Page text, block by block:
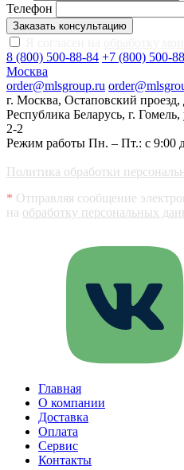
Телефон
Заказать консультацию
8 (800) 500-88-84 +7 (800) 500-
Москва
order@mlsgroup.ru
г. Москва, Остаповский проезд,
Республика Беларусь, г.
2-2
Режим работы Пн. – Пт.: с 9:00
Политика обработки
* Отправляя сообщение
на обработку персональных
Главная
О компании
Доставка
Оплата
Сервис
Контакты